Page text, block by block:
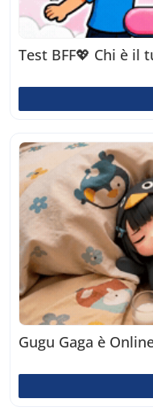
Test BFF💖 Chi è il
Gugu Gaga è